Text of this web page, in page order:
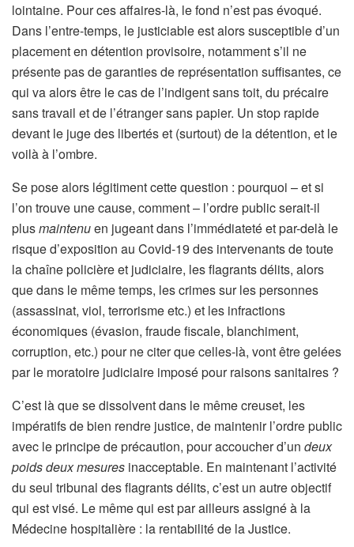
lointaine. Pour ces affaires-là, le fond n’est pas évoqué.
Dans l’entre-temps, le justiciable est alors susceptible d’un
placement en détention provisoire, notamment s’il ne
présente pas de garanties de représentation suffisantes, ce
qui va alors être le cas de l’indigent sans toit, du précaire
sans travail et de l’étranger sans papier. Un stop rapide
devant le juge des libertés et (surtout) de la détention, et le
voilà à l’ombre.
Se pose alors légitiment cette question : pourquoi – et si
l’on trouve une cause, comment – l’ordre public serait-il
plusmaintenuen jugeant dans l’immédiateté et par-delà le
risque d’exposition au Covid-19 des intervenants de toute
la chaîne policière et judiciaire, les flagrants délits, alors
que dans le même temps, les crimes sur les personnes
(assassinat, viol, terrorisme etc.) et les infractions
économiques (évasion, fraude fiscale, blanchiment,
corruption, etc.) pour ne citer que celles-là, vont être gelées
par le moratoire judiciaire imposé pour raisons sanitaires ?
C’est là que se dissolvent dans le même creuset, les
impératifs de bien rendre justice, de maintenir l’ordre public
avec le principe de précaution, pour accoucher d’un deux
poids deux mesures inacceptable. En maintenant l’activité
du seul tribunal des flagrants délits, c’est un autre objectif
qui est visé. Le même qui est par ailleurs assigné à la
Médecine hospitalière : la rentabilité de la Justice.